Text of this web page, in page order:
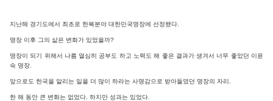
지난해 경기도에서 최초로 한복분야 대한민국명장에 선정됐다.
명장 이후 그의 삶은 변화가 있었을까?
명장이 되기 위해서 나름 열심히 공부도 하고 노력도 해 좋은 결과가 생겨서 너무 좋았던 이윤
숙 명장.
앞으로도 한국을 알리는 일을 더 많이 하라는 사명감으로 받아들였던 명장의 자리.
한 해 동안 큰 변화는 없었다. 하지만 성과는 있었다.